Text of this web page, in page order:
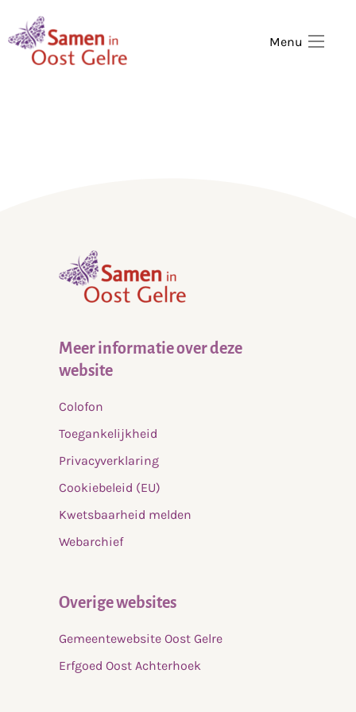
Menu
Meer informatie over deze
website
Colofon
Toegankelijkheid
Privacyverklaring
Cookiebeleid (EU)
Kwetsbaarheid melden
Webarchief
Overige websites
Gemeentewebsite Oost Gelre
Erfgoed Oost Achterhoek